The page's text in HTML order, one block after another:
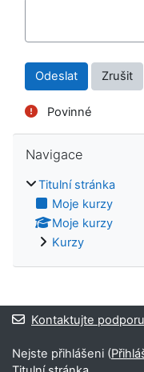
Povinné
Navigace
Titulní stránka
Moje kurzy
Moje kurzy
Kurzy
Kontaktujte
Nejste přihlášeni (